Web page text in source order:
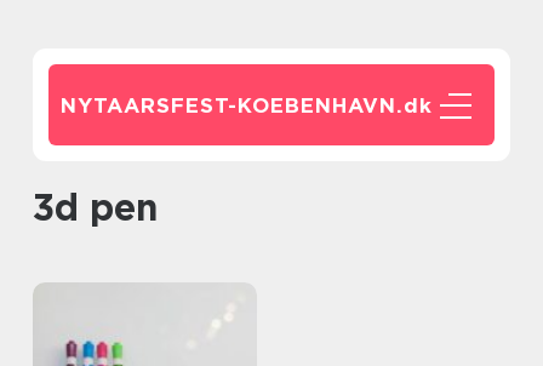
NYTAARSFEST-KOEBENHAVN.dk
3d pen